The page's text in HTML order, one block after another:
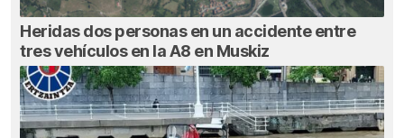
Heridas dos personas en un accidente entre
tres vehículos en la A8 en Muskiz